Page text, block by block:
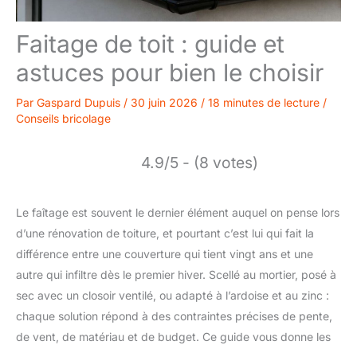
Faitage de toit : guide et
astuces pour bien le choisir
Par Gaspard Dupuis / 30 juin 2026 / 18 minutes de lecture /
Conseils bricolage
4.9/5 - (8 votes)
Le faîtage est souvent le dernier élément auquel on pense lors
d’une rénovation de toiture, et pourtant c’est lui qui fait la
différence entre une couverture qui tient vingt ans et une
autre qui infiltre dès le premier hiver. Scellé au mortier, posé à
sec avec un closoir ventilé, ou adapté à l’ardoise et au zinc :
chaque solution répond à des contraintes précises de pente,
de vent, de matériau et de budget. Ce guide vous donne les